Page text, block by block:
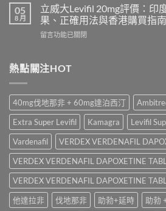
選？
2026
效
錢、
用
全
面
比
較
與
香
港
購
買
指
好？
Cenforce-
100、
Kamagra
Oral
面
比
較〉
中
20mg
香
港
哪
犀
學
名
購
買
渠
道、
價
錢
與
真
05
8 月
立威大Levifil 20mg評價：印
果、正確用法與香港購買指南
在
大
Levifil
評
價：
印
度
樂
威
壯
學
名
藥
真
留言功能已關閉
熱點關注HOT
40mg伐地那非 + 60mg達泊西汀
Extra Super Levifil
Kamagra Levifil
Vardenafil
VERDEX VERDENAFIL
VERDEX VERDENAFIL DAPOXETINE
VERDEX VERDENAFIL DAPOXETINE
他達拉非
伐地那非 助勃+延時 助勃